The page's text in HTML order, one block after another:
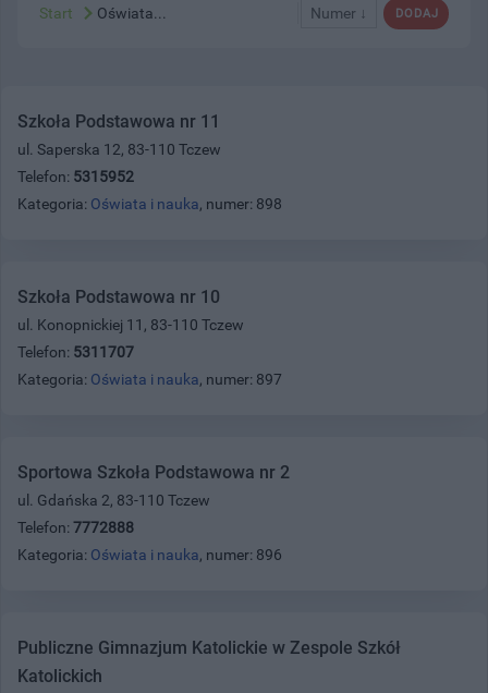
DODAJ
Numer ↓
Start Oświata...
Szkoła Podstawowa nr 11
ul. Saperska 12, 83-110 Tczew
Telefon: 5315952
Kategoria: Oświata i nauka, numer: 898
Szkoła Podstawowa nr 10
ul. Konopnickiej 11, 83-110 Tczew
Telefon: 5311707
Kategoria: Oświata i nauka, numer: 897
Sportowa Szkoła Podstawowa nr 2
ul. Gdańska 2, 83-110 Tczew
Telefon: 7772888
Kategoria: Oświata i nauka, numer: 896
Publiczne Gimnazjum Katolickie w Zespole Szkół
Katolickich